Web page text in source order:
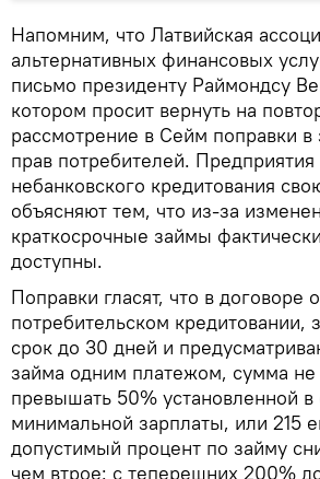
Напомним, что Латвийская
альтернативных финансовых
письмо президенту Раймондсу
котором просит вернуть на
рассмотрение в Сейм поправки в
прав потребителей. Предприятия
небанковского кредитования
объясняют тем, что из-за
краткосрочные займы
доступны.
Поправки гласят, что в договоре о
потребительском кредитовании,
срок до 30 дней и
займа одним платежом, сумма
превышать 50% установленной в
минимальной зарплаты, или 215
допустимый процент по займу
чем втрое: с теперешних 200%